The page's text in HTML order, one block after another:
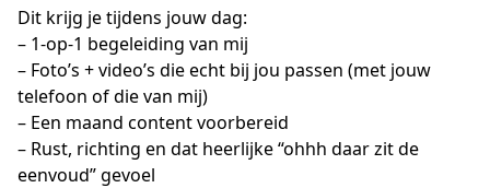
Dit krijg je tijdens jouw dag:
– 1-op-1 begeleiding van mij
– Foto’s + video’s die echt bij jou passen (met jouw
telefoon of die van mij)
– Een maand content voorbereid
– Rust, richting en dat heerlijke “ohhh daar zit de
eenvoud” gevoel